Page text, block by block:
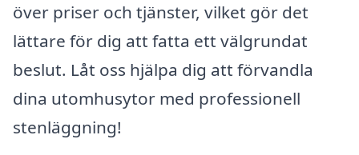
över priser och tjänster, vilket gör det
lättare för dig att fatta ett välgrundat
beslut. Låt oss hjälpa dig att förvandla
dina utomhusytor med professionell
stenläggning!